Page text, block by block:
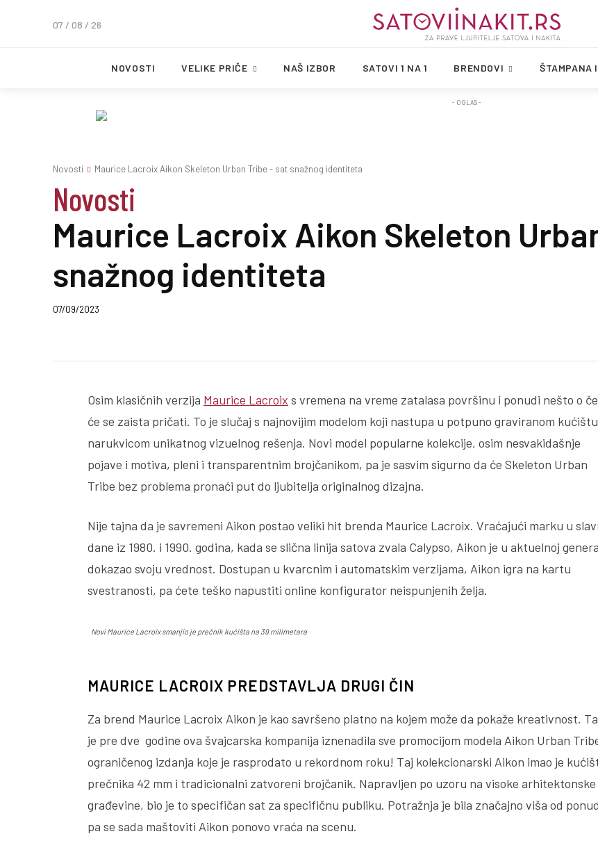
07 / 08 / 26
NOVOSTI VELIKE PRIČE NAŠ IZBOR SATOVI 1 NA 1 BRENDOVI ŠTAMPANA
- OGLAS -
Novosti Maurice Lacroix Aikon Skeleton Urban Tribe - sat snažnog identiteta
Novosti
Maurice Lacroix Aikon Skeleton
snažnog identiteta
07/09/2023
Osim klasičnih verzija Maurice Lacroix s vremena na vreme zatalasa površinu i ponudi nešto o
će se zaista pričati. To je slučaj s najnovijim modelom koji nastupa u potpuno graviranom
narukvicom unikatnog vizuelnog rešenja. Novi model popularne kolekcije, osim nesvakidašnje
pojave i motiva, pleni i transparentnim brojčanikom, pa je sasvim sigurno da će Skeleton Urban
Tribe bez problema pronaći put do ljubitelja originalnog dizajna.
Nije tajna da je savremeni Aikon postao veliki hit brenda Maurice Lacroix. Vraćajući marku u
dane iz 1980. i 1990. godina, kada se slična linija satova zvala Calypso, Aikon je u aktuelnoj
dokazao svoju vrednost. Dostupan u kvarcnim i automatskim verzijama, Aikon igra na kartu
svestranosti, pa ćete teško napustiti online konfigurator neispunjenih želja.
Novi Maurice Lacroix smanjio je prečnik kućišta na 39 milimetara
MAURICE LACROIX PREDSTAVLJA DRUGI ČIN
Za brend Maurice Lacroix Aikon je kao savršeno platno na kojem može da pokaže kreativnost.
je pre dve godine ova švajcarska kompanija iznenadila sve promocijom modela Aikon Urban
ograničenog izdanja koje je rasprodato u rekordnom roku! Taj kolekcionarski Aikon imao je
prečnika 42 mm i tradicionalni zatvoreni brojčanik. Napravljen po uzoru na visoke arhitektonske
građevine, bio je to specifičan sat za specifičnu publiku. Potražnja je bila značajno viša od
pa se sada maštoviti Aikon ponovo vraća na scenu.